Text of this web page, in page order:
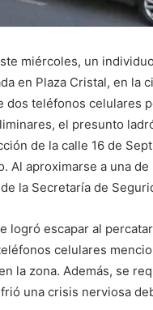
miércoles, un
en Plaza Cristal, en la
dos teléfonos celulares
el presunto
de la calle 16 de
Al aproximarse a una
la Secretaría de
logró escapar al
celulares
la zona. Además, se
una crisis nerviosa